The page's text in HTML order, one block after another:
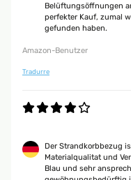
Belüftungsöffnungen
perfekter Kauf, zumal
gefunden haben.
Amazon-Benutzer
Tradurre
Der Strandkorbbezug
Materialqualitat und
Blau und sehr